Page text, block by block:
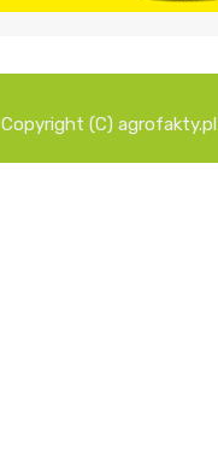
Copyright (C) agrofakty.pl